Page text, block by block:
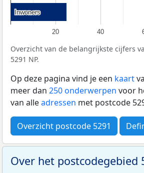
20 40
Inwoners
Inwoners
Overzicht van de belangrijkste cijfers
5291 NP.
Op deze pagina vind je een kaart
meer dan 250 onderwerpen voor
van alleadressen met postcode
Overzicht postcode 5291
Over het postcodegebied